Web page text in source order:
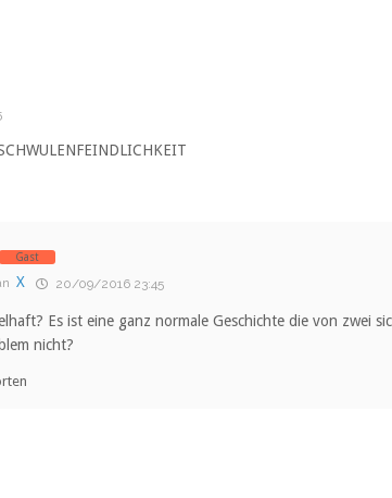
Gast
X 20/09/2016 23:45
Es ist eine ganz normale Geschichte die von zwei
nicht?